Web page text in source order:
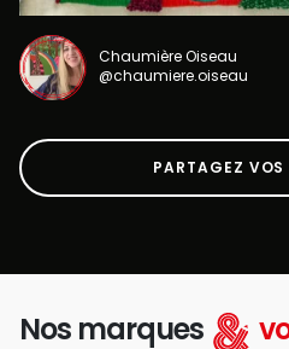
Chaumière Oiseau
@chaumiere.oiseau
PARTAGEZ VOS
Nos marques